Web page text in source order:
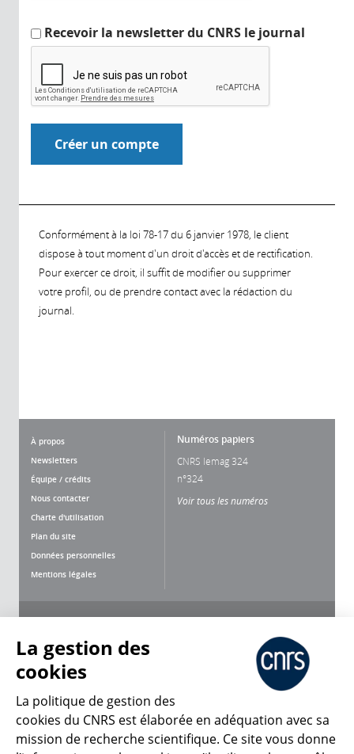
Recevoir la newsletter du CNRS le journal
Conformément à la loi 78-17 du 6 janvier 1978, le client
dispose à tout moment d'un droit d'accès et de rectification.
Pour exercer ce droit, il suffit de modifier ou supprimer
votre profil, ou de prendre contact avec la rédaction du
journal.
À propos
Newsletters
Équipe / crédits
Nous contacter
Charte d'utilisation
Plan du site
Données personnelles
Mentions légales
Numéros papiers
CNRS lemag 324
n°324
Voir tous les numéros
CNRS Le Mag
La gestion des
cookies
La politique de gestion des
cookies du CNRS est élaborée en adéquation avec sa
mission de recherche scientifique. Ce site vous donne